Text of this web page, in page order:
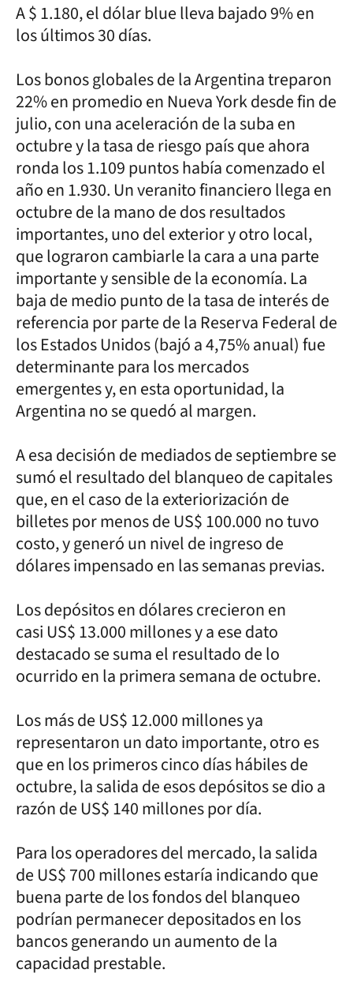
A $ 1.180, el dólar blue lleva bajado 9% en
los últimos 30 días.
Los bonos globales de la Argentina treparon
22% en promedio en Nueva York desde fin de
julio, con una aceleración de la suba en
octubre y la tasa de riesgo país que ahora
ronda los 1.109 puntos había comenzado el
año en 1.930. Un veranito financiero llega en
octubre de la mano de dos resultados
importantes, uno del exterior y otro local,
que lograron cambiarle la cara a una parte
importante y sensible de la economía. La
baja de medio punto de la tasa de interés de
referencia por parte de la Reserva Federal de
los Estados Unidos (bajó a 4,75% anual) fue
determinante para los mercados
emergentes y, en esta oportunidad, la
Argentina no se quedó al margen.
A esa decisión de mediados de septiembre se
sumó el resultado del blanqueo de capitales
que, en el caso de la exteriorización de
billetes por menos de US$ 100.000 no tuvo
costo, y generó un nivel de ingreso de
dólares impensado en las semanas previas.
Los depósitos en dólares crecieron en
casi US$ 13.000 millones y a ese dato
destacado se suma el resultado de lo
ocurrido en la primera semana de octubre.
Los más de US$ 12.000 millones ya
representaron un dato importante, otro es
que en los primeros cinco días hábiles de
octubre, la salida de esos depósitos se dio a
razón de US$ 140 millones por día.
Para los operadores del mercado, la salida
de US$ 700 millones estaría indicando que
buena parte de los fondos del blanqueo
podrían permanecer depositados en los
bancos generando un aumento de la
capacidad prestable.